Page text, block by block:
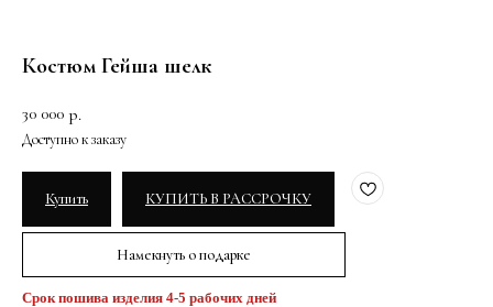
Костюм Гейша шелк
30 000 р.
Купить КУПИТЬ В РАССРОЧКУ
Намекнуть о подарке
Срок пошива изделия 4-5 рабочих дней